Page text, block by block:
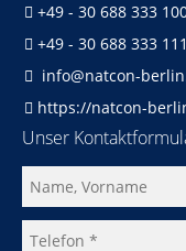
+49 - 30 688 333
+49 - 30 688 333 111
info@natcon-
https://natcon-
Unser